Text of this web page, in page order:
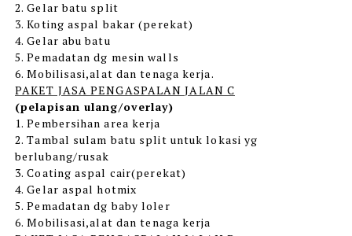
2. Gelar batu split
3. Koting aspal bakar (perekat)
4. Gelar abu batu
5. Pemadatan dg mesin walls
6. Mobilisasi,alat dan tenaga kerja.
PAKET JASA PENGASPALAN JALAN C
(pelapisan ulang/overlay)
1. Pembersihan area kerja
2. Tambal sulam batu split untuk lokasi yg
berlubang/rusak
3. Coating aspal cair(perekat)
4. Gelar aspal hotmix
5. Pemadatan dg baby loler
6. Mobilisasi,alat dan tenaga kerja